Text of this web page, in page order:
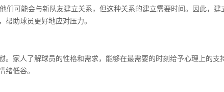
可能会与新队友建立关系，但这种关系的建立需要时间。因此，建
助球员更好地应对压力。
家人了解球员的性格和需求，能够在最需要的时刻给予心理上的支
低谷。